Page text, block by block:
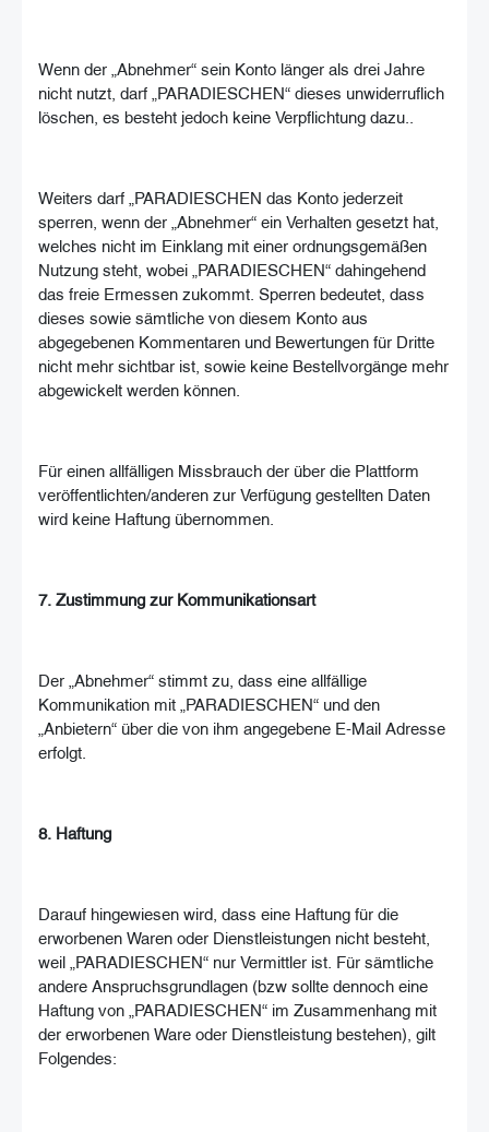
Wenn der „Abnehmer“ sein Konto länger als drei Jahre
nicht nutzt, darf „PARADIESCHEN“ dieses unwiderruflich
löschen, es besteht jedoch keine Verpflichtung dazu..
Weiters darf „PARADIESCHEN das Konto jederzeit
sperren, wenn der „Abnehmer“ ein Verhalten gesetzt hat,
welches nicht im Einklang mit einer ordnungsgemäßen
Nutzung steht, wobei „PARADIESCHEN“ dahingehend
das freie Ermessen zukommt. Sperren bedeutet, dass
dieses sowie sämtliche von diesem Konto aus
abgegebenen Kommentaren und Bewertungen für Dritte
nicht mehr sichtbar ist, sowie keine Bestellvorgänge mehr
abgewickelt werden können.
Für einen allfälligen Missbrauch der über die Plattform
veröffentlichten/anderen zur Verfügung gestellten Daten
wird keine Haftung übernommen.
7. Zustimmung zur Kommunikationsart
Der „Abnehmer“ stimmt zu, dass eine allfällige
Kommunikation mit „PARADIESCHEN“ und den
„Anbietern“ über die von ihm angegebene E-Mail Adresse
erfolgt.
8. Haftung
Darauf hingewiesen wird, dass eine Haftung für die
erworbenen Waren oder Dienstleistungen nicht besteht,
weil „PARADIESCHEN“ nur Vermittler ist. Für sämtliche
andere Anspruchsgrundlagen (bzw sollte dennoch eine
Haftung von „PARADIESCHEN“ im Zusammenhang mit
der erworbenen Ware oder Dienstleistung bestehen), gilt
Folgendes: